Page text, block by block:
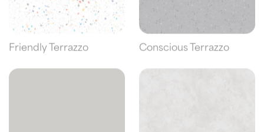
Friendly Terrazzo Conscious Terrazzo